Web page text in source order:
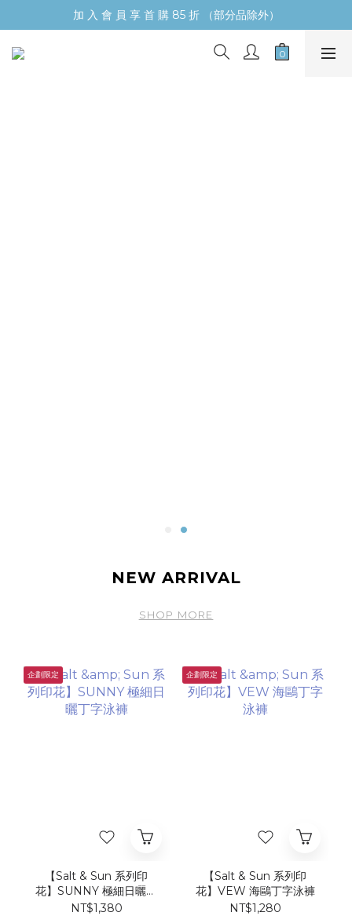
加 入 會 員 享 首 購 85 折 （部分品除外）
NEW ARRIVAL
SHOP MORE
企劃限定
【Salt & Sun 系列印
花】SUNNY 極細日曬丁
字泳褲
NT$1,380
企劃限定
【Salt & Sun 系列印
花】VEW 海鷗丁字泳褲
NT$1,280